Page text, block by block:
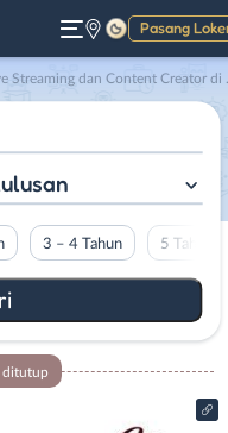
Pasang
Gelap
dan Content Creator di ManWomanShop
3 – 4 Tahun 5 Tahun
ditutup